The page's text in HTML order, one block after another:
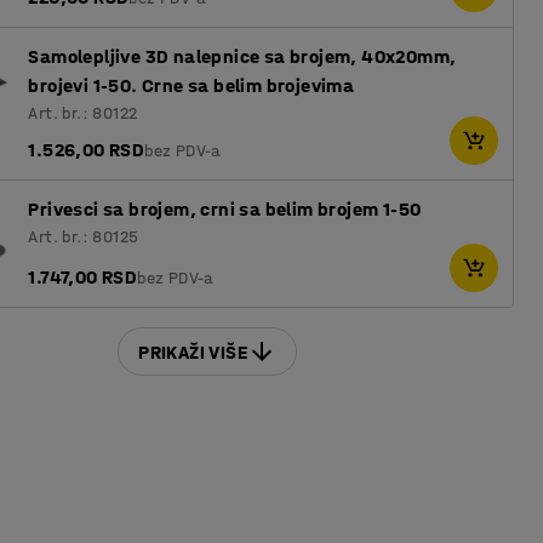
Samolepljive 3D nalepnice sa brojem, 40x20mm,
brojevi 1-50. Crne sa belim brojevima
Art. br.: 80122
1.526,00 RSDbez PDV-a
Privesci sa brojem, crni sa belim brojem 1-50
Art. br.: 80125
1.747,00 RSDbez PDV-a
PRIKAŽI VIŠE